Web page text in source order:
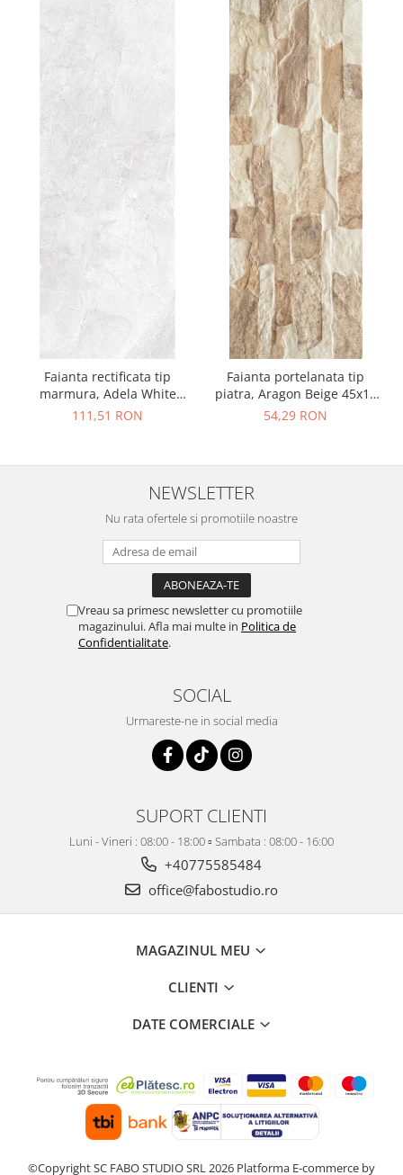
Faianta rectificata tip
marmura, Adela White
30x90, alb, finisaj lucios
111,51 RON
Faianta portelanata tip
piatra, Aragon Beige 45x15
cm, bej, finisaj mat
54,29 RON
NEWSLETTER
Nu rata ofertele si promotiile noastre
Vreau sa primesc newsletter cu promotiile
magazinului. Afla mai multe in Politica de
Confidentialitate.
SOCIAL
Urmareste-ne in social media
SUPORT CLIENTI
Luni - Vineri : 08:00 - 18:00 ▫️ Sambata : 08:00 - 16:00
+40775585484
office@fabostudio.ro
MAGAZINUL MEU
CLIENTI
DATE COMERCIALE
©Copyright SC FABO STUDIO SRL 2026 Platforma E-commerce by